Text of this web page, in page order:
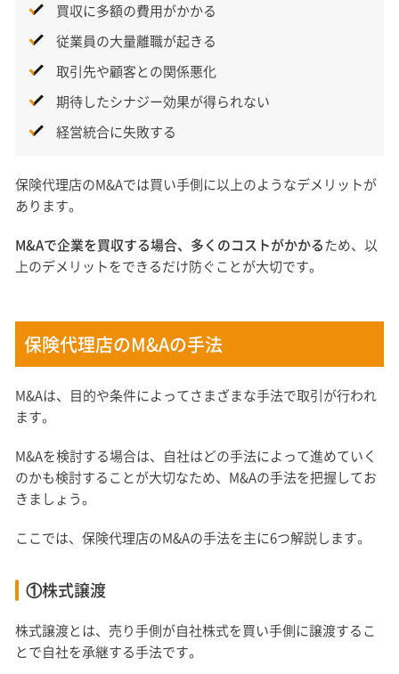
買収に多額の費用がかかる
従業員の大量離職が起きる
取引先や顧客との関係悪化
期待したシナジー効果が得られない
経営統合に失敗する
保険代理店のM&Aでは買い手側に以上のようなデメリットが
あります。
M&Aで企業を買収する場合、多くのコストがかかるため、以
上のデメリットをできるだけ防ぐことが大切です。
保険代理店のM&Aの手法
M&Aは、目的や条件によってさまざまな手法で取引が行われ
ます。
M&Aを検討する場合は、自社はどの手法によって進めていく
のかも検討することが大切なため、M&Aの手法を把握してお
きましょう。
ここでは、保険代理店のM&Aの手法を主に6つ解説します。
①株式譲渡
株式譲渡とは、売り手側が自社株式を買い手側に譲渡するこ
とで自社を承継する手法です。